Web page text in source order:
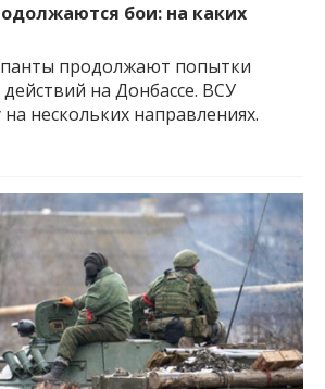
бои: на каких
продолжают попытки
на Донбассе. ВСУ
нескольких направлениях.